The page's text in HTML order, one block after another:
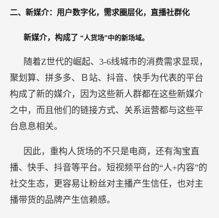
二、新媒介：用户数字化，需求圈层化，直播社群化
新媒介，构成了 “人货场”中的新场域。
随着Z世代的崛起、3-6线城市的消费需求显现，
聚划算、拼多多、Ｂ站、抖音、快手为代表的平台
构成了新的媒介，因为这些新人群都在这些新媒介
之中，而且他们的链接方式、关系运营都与这些平
台息息相关。
因此，重构人货场的不只是电商，还有淘宝直
播、快手、抖音等平台。短视频平台的“人+内容”的
社交生态，更容易让粉丝对主播产生信任，也对主
播带货的品牌产生信赖感。